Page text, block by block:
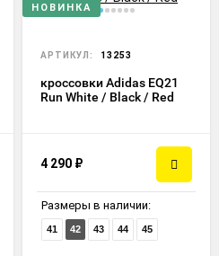
НОВИНКА
АРТИКУЛ: 13253
кроссовки Adidas EQ21
Run White / Black / Red
4 290 ₽
Размеры в наличии:
41 42 43 44 45